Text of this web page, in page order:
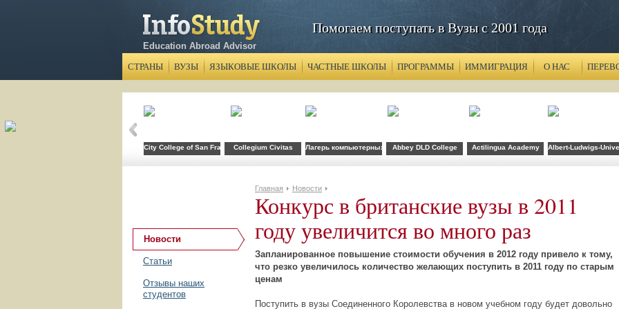
Education Abroad Advisor
Помогаем поступать в Вузы с 2001 года
СТРАНЫ ВУЗЫ ЯЗЫКОВЫЕ ШКОЛЫ ЧАСТНЫЕ ШКОЛЫ ПРОГРАММЫ ИММИГРАЦИЯ О НАС
City College of San FranciscoCollegium Civitas Лагерь компьютерных технологий FLS при CSU Fullerton
Abbey DLD College Actilingua Academy Albert-Ludwigs-
Новости
Статьи
Отзывы наших
студентов
Главная Новости
Конкурс в британские вузы в 2011
году увеличится во много раз
Запланированное повышение стоимости обучения в 2012 году привело к тому,
что резко увеличилось количество желающих поступить в 2011 году по старым
ценам
Поступить в вузы Соединенного Королевства в новом учебном году будет довольно